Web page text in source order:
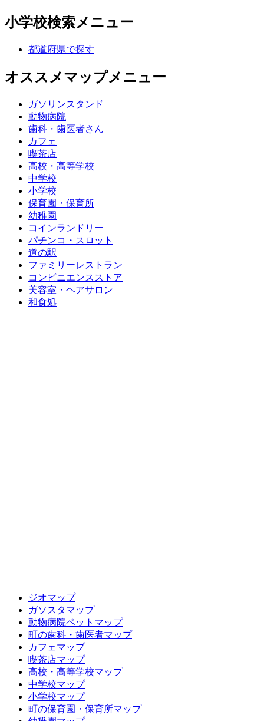
小学校検索メニュー
都道府県で探す
オススメマップメニュー
ガソリンスタンド
動物病院
歯科・歯医者さん
カフェ
喫茶店
高校・高等学校
中学校
小学校
保育園・保育所
幼稚園
コインランドリー
パチンコ・スロット
道の駅
ファミリーレストラン
コンビニエンスストア
美容室・ヘアサロン
和食処
ジオマップ
ガソスタマップ
動物病院ペットマップ
町の歯科・歯医者マップ
カフェマップ
喫茶店マップ
高校・高等学校マップ
中学校マップ
小学校マップ
町の保育園・保育所マップ